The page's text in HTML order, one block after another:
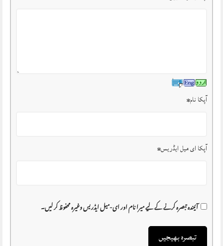
آپکا نام*
آپکا ای میل ایڈریس*
آئیندہ تبصرہ کرنے کے لیے میرا نام اور ای-میل ایڈریس وغیرہ محفوظ کر لیں۔